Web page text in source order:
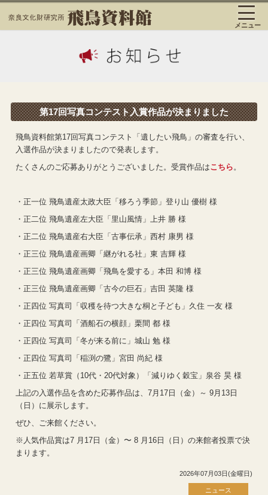
第17回写真コンテスト入賞作品が決まりました
飛鳥資料館第17回写真コンテスト「遺したい飛鳥」の審査を行い、
入選作品が決まりましたので発表します。
たくさんのご応募ありがとうございました。受賞作品はこちら。
・正一位 飛鳥遺産太政大臣「移ろう季節」登り山 優樹 様
・正二位 飛鳥遺産左大臣「里山風情」上井 勝 様
・正二位 飛鳥遺産右大臣「古事伝承」西村 康男 様
・正三位 飛鳥遺産画卿「継がれる社」東 吉輝 様
・正三位 飛鳥遺産画卿「飛鳥を愛する」本田 和博 様
・正三位 飛鳥遺産画卿「古今の巨石」吉田 英隆 様
・正四位 写真司「収穫を待つ大きな桐と子ども」久住 一友 様
・正四位 写真司「酒船石の横顔」栗間 都 様
・正四位 写真司「冬が来る前に」城山 勉 様
・正四位 写真司「稲渕の鷺」宮田 尚紀 様
・正五位 若草賞（10代・20代対象）「減りゆく穀宝」泉谷 昊 様
上記の入選作品を含めた応募作品は、7月17日（金）～ 9月13日
（日）に展示します。
ぜひ、ご来館ください。
※人気作品賞は7 月17日（金）〜 8 月16日（日）の来館者投票で決
まります。
2026年07月03日(金曜日)
ニュース
メニュー